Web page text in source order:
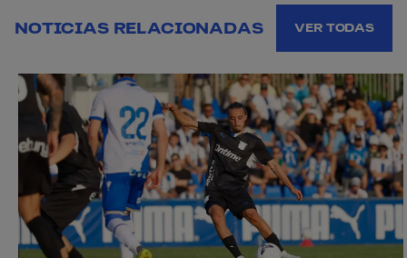
NOTICIAS RELACIONADAS VER TODAS